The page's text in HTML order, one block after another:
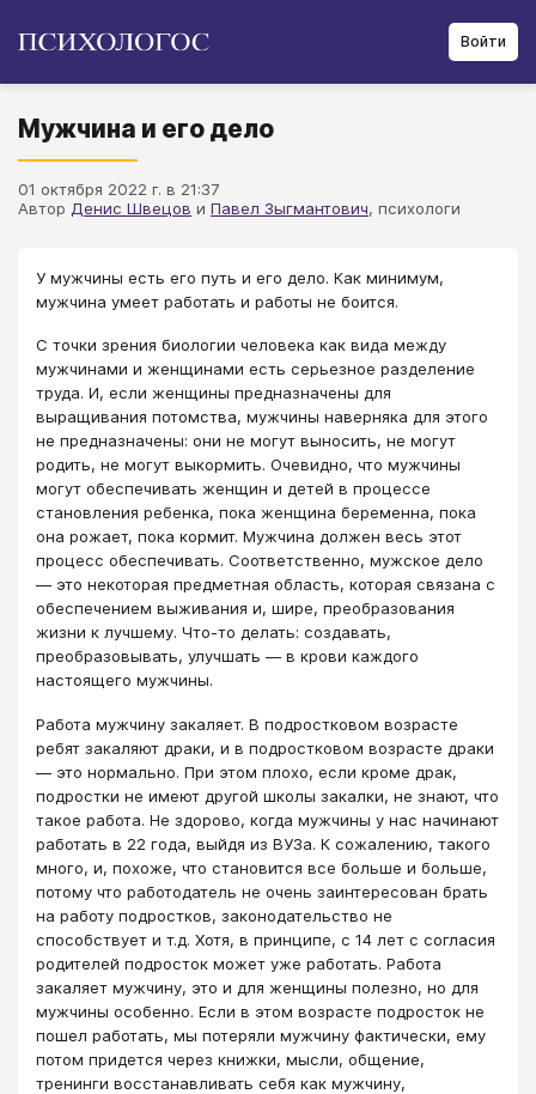
Войти
Мужчина и его дело
01 октября 2022 г. в 21:37
Автор Денис Швецов и Павел Зыгмантович, психологи
У мужчины есть его путь и его дело. Как минимум,
мужчина умеет работать и работы не боится.
С точки зрения биологии человека как вида между
мужчинами и женщинами есть серьезное разделение
труда. И, если женщины предназначены для
выращивания потомства, мужчины наверняка для этого
не предназначены: они не могут выносить, не могут
родить, не могут выкормить. Очевидно, что мужчины
могут обеспечивать женщин и детей в процессе
становления ребенка, пока женщина беременна, пока
она рожает, пока кормит. Мужчина должен весь этот
процесс обеспечивать. Соответственно, мужское дело
— это некоторая предметная область, которая связана с
обеспечением выживания и, шире, преобразования
жизни к лучшему. Что-то делать: создавать,
преобразовывать, улучшать — в крови каждого
настоящего мужчины.
Работа мужчину закаляет. В подростковом возрасте
ребят закаляют драки, и в подростковом возрасте драки
— это нормально. При этом плохо, если кроме драк,
подростки не имеют другой школы закалки, не знают, что
такое работа. Не здорово, когда мужчины у нас начинают
работать в 22 года, выйдя из ВУЗа. К сожалению, такого
много, и, похоже, что становится все больше и больше,
потому что работодатель не очень заинтересован брать
на работу подростков, законодательство не
способствует и т.д. Хотя, в принципе, с 14 лет с согласия
родителей подросток может уже работать. Работа
закаляет мужчину, это и для женщины полезно, но для
мужчины особенно. Если в этом возрасте подросток не
пошел работать, мы потеряли мужчину фактически, ему
потом придется через книжки, мысли, общение,
тренинги восстанавливать себя как мужчину,